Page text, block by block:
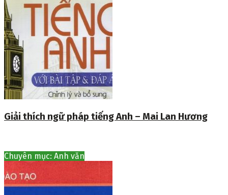
Giải thích ngữ pháp tiếng Anh – Mai Lan Hương
Chuyên mục: Anh văn